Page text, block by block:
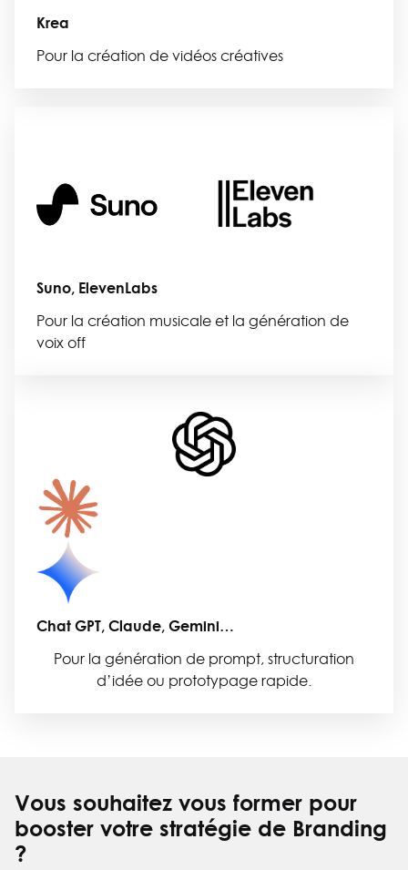
Krea
Pour la création de vidéos créatives
Suno, ElevenLabs
Pour la création musicale et la génération de
voix off
Chat GPT, Claude, Gemini…
Pour la génération de prompt, structuration
d’idée ou prototypage rapide.
Vous souhaitez vous former pour
booster votre stratégie de Branding
?